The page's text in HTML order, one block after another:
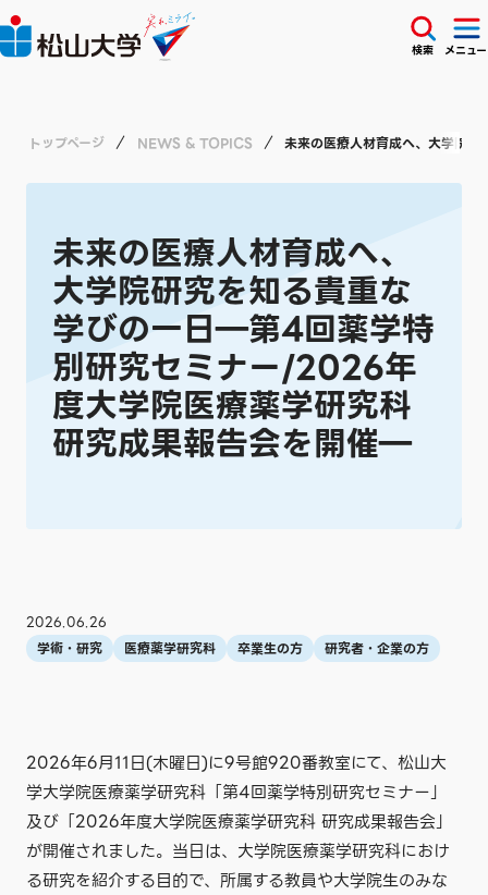
検索 メニュー
トップページ NEWS & TOPICS 未来の医療人材育成へ、大学院
未来の医療人材育成へ、
大学院研究を知る貴重な
学びの一日―第4回薬学特
別研究セミナー/2026年
度大学院医療薬学研究科
研究成果報告会を開催―
2026.06.26
学術・研究 医療薬学研究科 卒業生の方 研究者・企業の方
2026年6月11日(木曜日)に9号館920番教室にて、松山大
学大学院医療薬学研究科「第4回薬学特別研究セミナー」
及び「2026年度大学院医療薬学研究科 研究成果報告会」
が開催されました。当日は、大学院医療薬学研究科におけ
る研究を紹介する目的で、所属する教員や大学院生のみな